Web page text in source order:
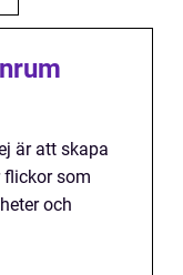
är att skapa
som
och